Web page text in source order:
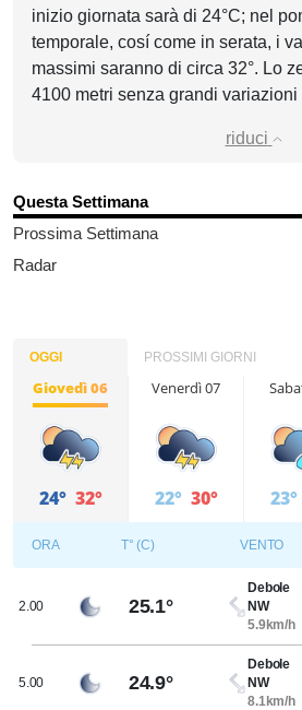
inizio giornata sarà di 24°C; nel
temporale, cosí come in serata, i
massimi saranno di circa 32°. Lo
4100 metri senza grandi
riduci
Questa Settimana
Prossima Settimana
Radar
OGGI PROSSIMI GIORNI
Giovedì 06
24° 32°
Venerdì 07
22° 30° 23°
ORA T° (C) VENTO
2.00 25.1°
Debole
NW
5.9km/h
5.00 24.9°
Debole
NW
8.1km/h